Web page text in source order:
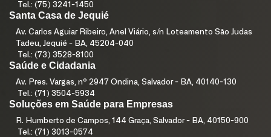
Tel.: (75) 3241-1450
Santa Casa de Jequié
Av. Carlos Aguiar Ribeiro, Anel Viário, s/n Loteamento São Judas
Tadeu, Jequié - BA, 45204-040
Tel.: (73) 3528-8100
Saúde e Cidadania
Av. Pres. Vargas, nº 2947 Ondina, Salvador - BA, 40140-130
Tel.: (71) 3504-5934
Soluções em Saúde para Empresas
R. Humberto de Campos, 144 Graça, Salvador - BA, 40150-900
Tel.: (71) 3013-0574